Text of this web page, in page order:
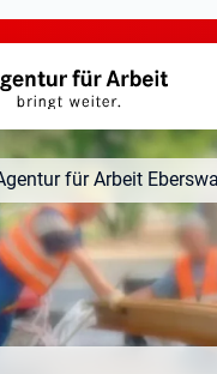
für Arbeit